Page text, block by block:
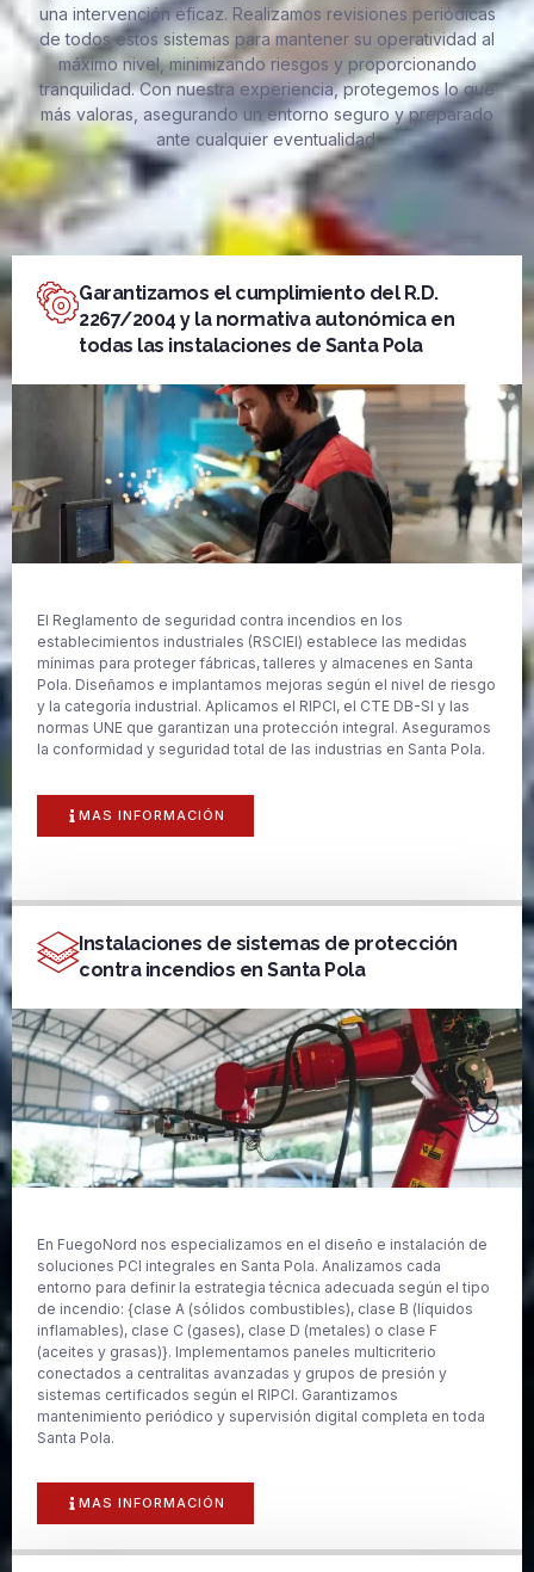
una intervención eficaz. Realizamos revisiones periódicas
de todos estos sistemas para mantener su operatividad al
máximo nivel, minimizando riesgos y proporcionando
tranquilidad. Con nuestra experiencia, protegemos lo que
más valoras, asegurando un entorno seguro y preparado
ante cualquier eventualidad.
Garantizamos el cumplimiento del R.D.
2267/2004 y la normativa autonómica en
todas las instalaciones de Santa Pola
El Reglamento de seguridad contra incendios en los
establecimientos industriales (RSCIEI) establece las medidas
mínimas para proteger fábricas, talleres y almacenes en Santa
Pola. Diseñamos e implantamos mejoras según el nivel de riesgo
y la categoría industrial. Aplicamos el RIPCI, el CTE DB-SI y las
normas UNE que garantizan una protección integral. Aseguramos
la conformidad y seguridad total de las industrias en Santa Pola.
MAS INFORMACIÓN
Instalaciones de sistemas de protección
contra incendios en Santa Pola
En FuegoNord nos especializamos en el diseño e instalación de
soluciones PCI integrales en Santa Pola. Analizamos cada
entorno para definir la estrategia técnica adecuada según el tipo
de incendio: {clase A (sólidos combustibles), clase B (líquidos
inflamables), clase C (gases), clase D (metales) o clase F
(aceites y grasas)}. Implementamos paneles multicriterio
conectados a centralitas avanzadas y grupos de presión y
sistemas certificados según el RIPCI. Garantizamos
mantenimiento periódico y supervisión digital completa en toda
Santa Pola.
MAS INFORMACIÓN